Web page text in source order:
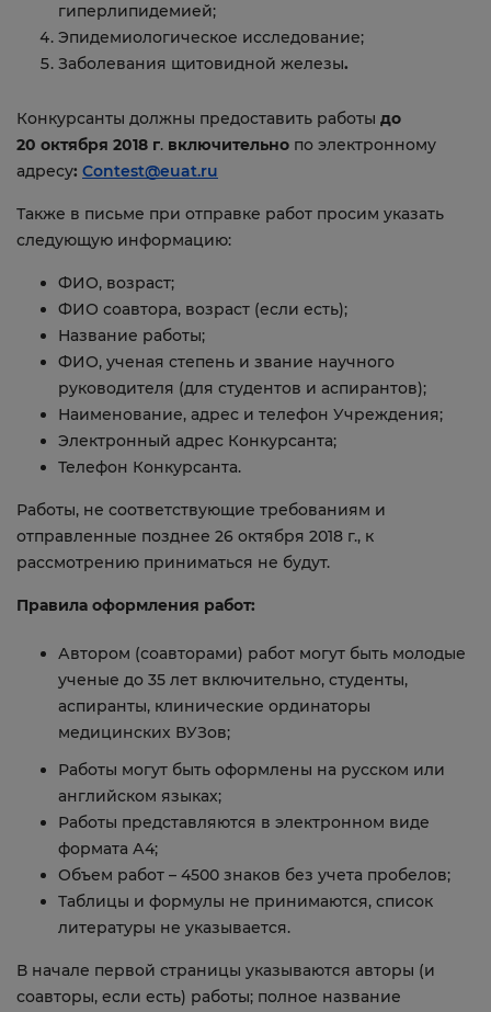
гиперлипидемией;
Эпидемиологическое исследование;
Заболевания щитовидной железы.
Конкурсанты должны предоставить работы до
20 октября 2018 г. включительно по электронному
адресу: Contest@euat.ru
Также в письме при отправке работ просим указать
следующую информацию:
ФИО, возраст;
ФИО соавтора, возраст (если есть);
Название работы;
ФИО, ученая степень и звание научного
руководителя (для студентов и аспирантов);
Наименование, адрес и телефон Учреждения;
Электронный адрес Конкурсанта;
Телефон Конкурсанта.
Работы, не соответствующие требованиям и
отправленные позднее 26 октября 2018 г., к
рассмотрению приниматься не будут.
Правила оформления работ:
Автором (соавторами) работ могут быть молодые
ученые до 35 лет включительно, студенты,
аспиранты, клинические ординаторы
медицинских ВУЗов;
Работы могут быть оформлены на русском или
английском языках;
Работы представляются в электронном виде
формата А4;
Объем работ – 4500 знаков без учета пробелов;
Таблицы и формулы не принимаются, список
литературы не указывается.
В начале первой страницы указываются авторы (и
соавторы, если есть) работы; полное название